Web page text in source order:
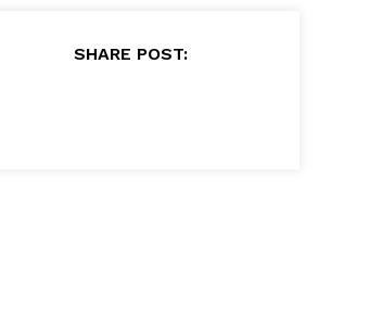
SHARE POST: